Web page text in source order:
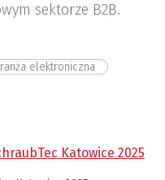
sektorze B2B.
elektroniczna